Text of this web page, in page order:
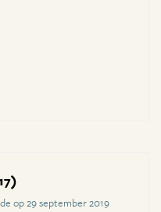
op 29 september 2019